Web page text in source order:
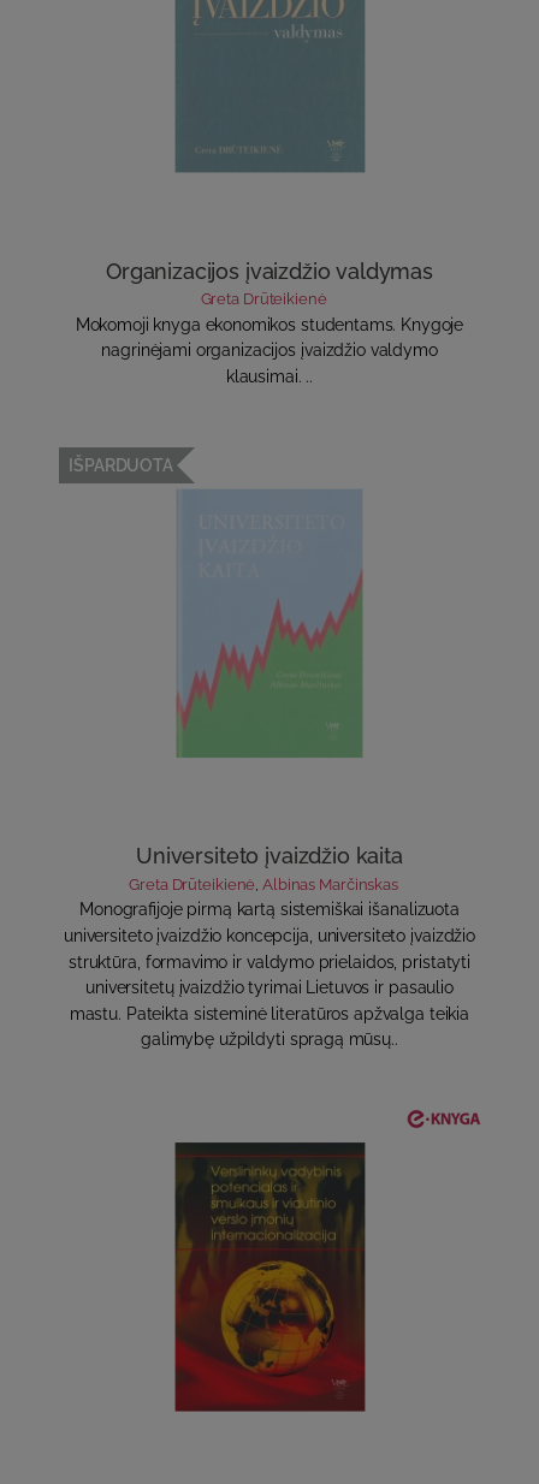
Organizacijos įvaizdžio valdymas
Greta Drūteikienė
Mokomoji knyga ekonomikos studentams. Knygoje
nagrinėjami organizacijos įvaizdžio valdymo
klausimai. ..
IŠPARDUOTA
Universiteto įvaizdžio kaita
Greta Drūteikienė Albinas Marčinskas
Monografijoje pirmą kartą sistemiškai išanalizuota
universiteto įvaizdžio koncepcija, universiteto įvaizdžio
struktūra, formavimo ir valdymo prielaidos, pristatyti
universitetų įvaizdžio tyrimai Lietuvos ir pasaulio
mastu. Pateikta sisteminė literatūros apžvalga teikia
galimybę užpildyti spragą mūsų..